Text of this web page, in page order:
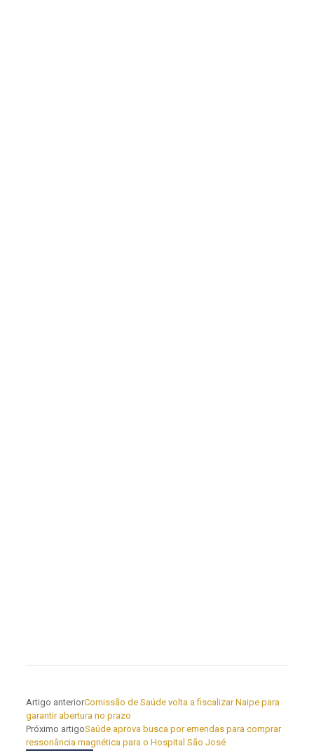
Artigo anteriorComissão de Saúde volta a fiscalizar Naipe para
garantir abertura no prazo
Próximo artigoSaúde aprova busca por emendas para comprar
ressonância magnética para o Hospital São José